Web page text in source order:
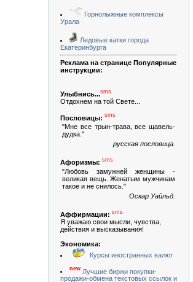
Горнолыжные комплексы
Урала
Ледовые катки города
Екатеринбурга
Реклама на странице Популярные
инструкции:
Улыбнись...sms
Отдохнем на той Свете...
Пословицы: sms
"Мне все трын-трава, все щавель-
дудка."
русская пословица.
Афоризмы: sms
"Любовь замужней женщины -
великая вещь. Женатым мужчинам
такое и не снилось."
Оскар Уайльд.
Аффирмации: sms
Я уважаю свои мысли, чувства,
действия и высказывания!
Экономика:
Курсы иностранных валют
new Лучшие биржи покупки-
продажи-обмена текстовых ссылок и